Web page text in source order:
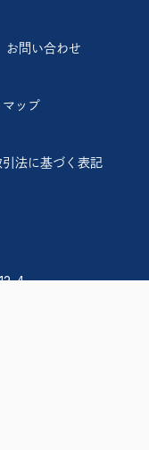
お問い合わせ
ップ
法に基づく表記
4